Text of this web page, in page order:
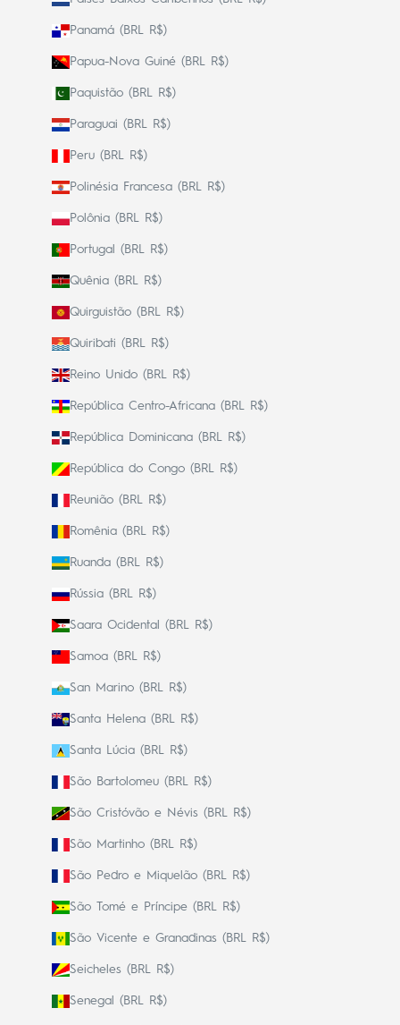
Panamá (BRL R$)
Papua-Nova Guiné (BRL R$)
Paquistão (BRL R$)
Paraguai (BRL R$)
Peru (BRL R$)
Polinésia Francesa (BRL R$)
Polônia (BRL R$)
Portugal (BRL R$)
Quênia (BRL R$)
Quirguistão (BRL R$)
Quiribati (BRL R$)
Reino Unido (BRL R$)
República Centro-Africana (BRL R$)
República Dominicana (BRL R$)
República do Congo (BRL R$)
Reunião (BRL R$)
Romênia (BRL R$)
Ruanda (BRL R$)
Rússia (BRL R$)
Saara Ocidental (BRL R$)
Samoa (BRL R$)
San Marino (BRL R$)
Santa Helena (BRL R$)
Santa Lúcia (BRL R$)
São Bartolomeu (BRL R$)
São Cristóvão e Névis (BRL R$)
São Martinho (BRL R$)
São Pedro e Miquelão (BRL R$)
São Tomé e Príncipe (BRL R$)
São Vicente e Granadinas (BRL R$)
Seicheles (BRL R$)
Senegal (BRL R$)